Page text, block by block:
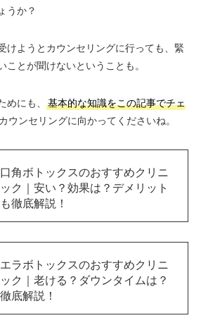
うか？
けようとカウンセリングに行っても、緊
ことが聞けないということも。
めにも、
基本的な知識をこの記事でチェ
ウンセリングに向かってくださいね。
口角ボトックスのおすすめクリニ
ック｜安い？効果は？デメリット
も徹底解説！
エラボトックスのおすすめクリニ
ック｜老ける？ダウンタイムは？
徹底解説！